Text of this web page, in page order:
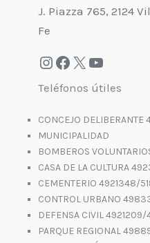
J. Piazza 765, 2124
Fe
Teléfonos útiles
CONCEJO DELIBERANTE
MUNICIPALIDAD
BOMBEROS
CASA DE LA CULTURA
CEMENTERIO 4921348/
CONTROL URBANO
DEFENSA CIVIL
PARQUE REGIONAL